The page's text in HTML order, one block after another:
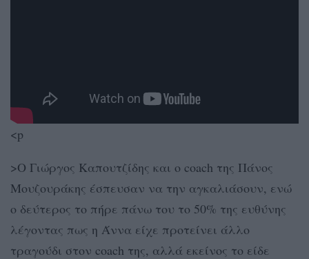
<p
>Ο Γιώργος Καπουτζίδης και ο coach της Πάνος
Μουζουράκης έσπευσαν να την αγκαλιάσουν, ενώ
ο δεύτερος το πήρε πάνω του το 50% της ευθύνης
λέγοντας πως η Άννα είχε προτείνει άλλο
τραγούδι στον coach της, αλλά εκείνος το είδε